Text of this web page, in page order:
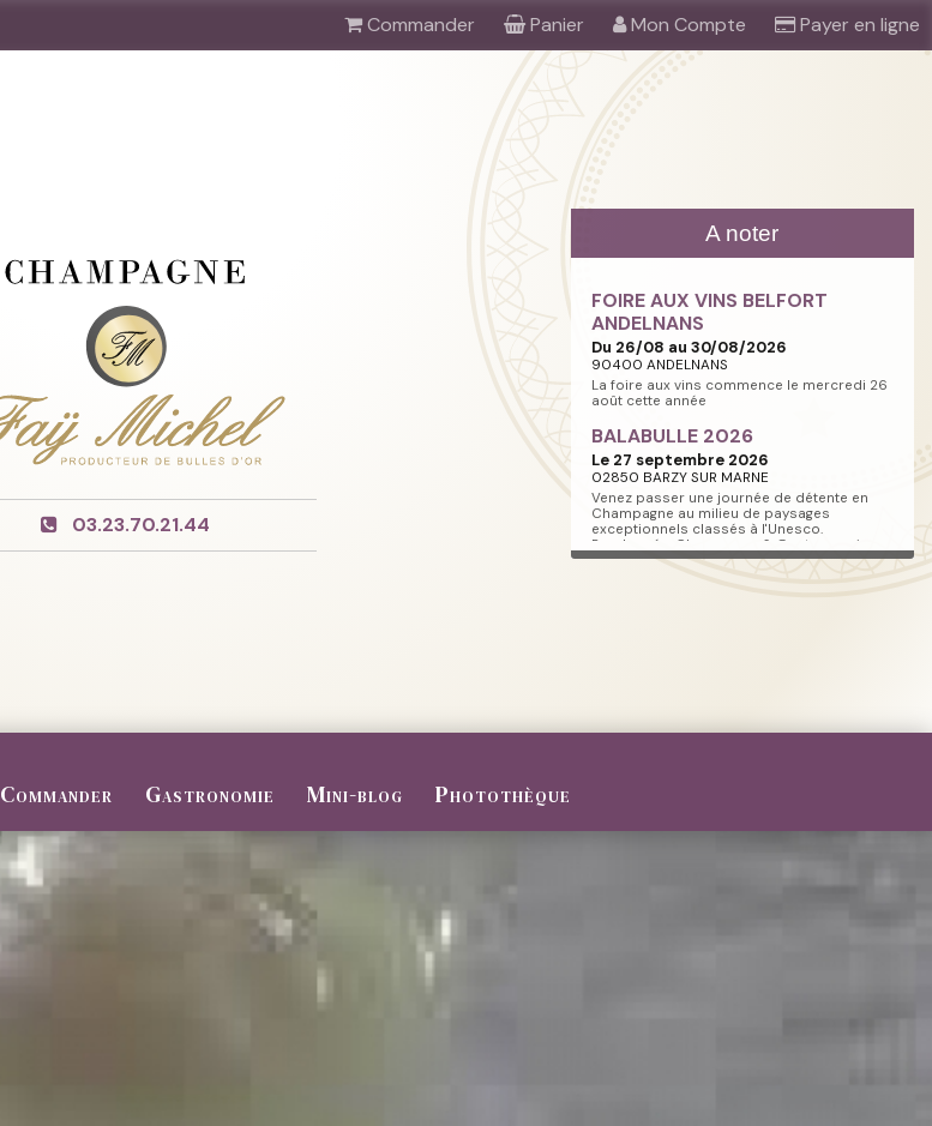
Commander Panier Mon Compte Payer en ligne
03.23.70.21.44
A noter
FOIRE AUX VINS BELFORT
ANDELNANS
Du 26/08 au 30/08/2026
90400 ANDELNANS
La foire aux vins commence le mercredi 26
août cette année
BALABULLE 2026
Le 27 septembre 2026
02850 BARZY SUR MARNE
Venez passer une journée de détente en
Champagne au milieu de paysages
exceptionnels classés à l'Unesco.
Randonnée, Champagne & Gastronomie au
RDV.
Commander Gastronomie Mini-blog Photothèque